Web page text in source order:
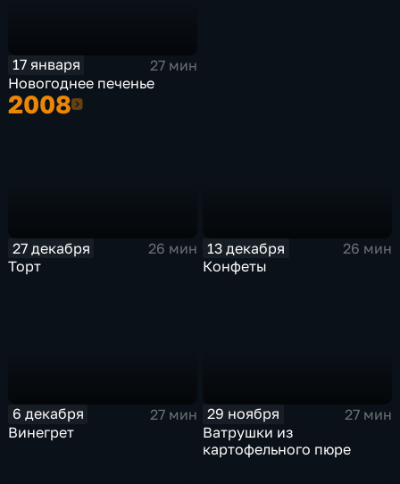
17 января
27 мин
Новогоднее печенье
20082008
27 декабря
26 мин
Торт
13 декабря
26 мин
Конфеты
6 декабря
27 мин
Винегрет
29 ноября
27 мин
Ватрушки из
картофельного пюре